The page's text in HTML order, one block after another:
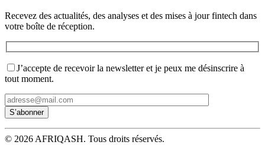
Recevez des actualités, des analyses et des mises à jour fintech dans
votre boîte de réception.
J’accepte de recevoir la newsletter et je peux me désinscrire à
tout moment.
© 2026 AFRIQASH. Tous droits réservés.